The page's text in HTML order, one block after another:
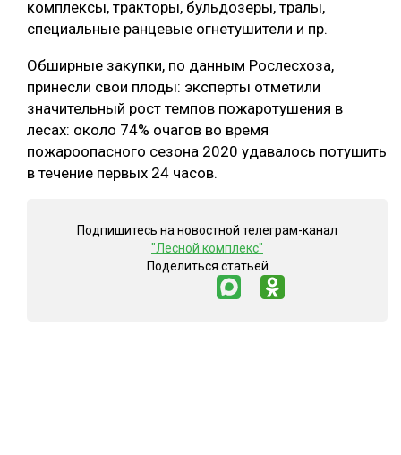
комплексы, тракторы, бульдозеры, тралы,
специальные ранцевые огнетушители и пр.
Обширные закупки, по данным Рослесхоза,
принесли свои плоды: эксперты отметили
значительный рост темпов пожаротушения в
лесах: около 74% очагов во время
пожароопасного сезона 2020 удавалось потушить
в течение первых 24 часов.
Подпишитесь на новостной телеграм-канал
"Лесной комплекс"
Поделиться статьей